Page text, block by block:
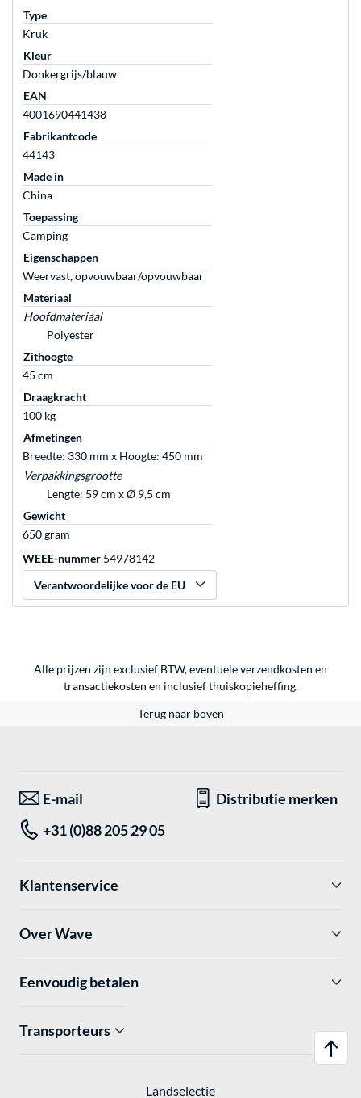
Type
Kruk
Kleur
Donkergrijs/blauw
EAN
4001690441438
Fabrikantcode
44143
Made in
China
Toepassing
Camping
Eigenschappen
Weervast, opvouwbaar/opvouwbaar
Materiaal
Hoofdmateriaal
Polyester
Zithoogte
45 cm
Draagkracht
100 kg
Afmetingen
Breedte: 330 mm x Hoogte: 450 mm
Verpakkingsgrootte
Lengte: 59 cm x Ø 9,5 cm
Gewicht
650 gram
WEEE-nummer 54978142
Verantwoordelijke voor de EU
Alle prijzen zijn exclusief BTW, eventuele verzendkosten en
transactiekosten en inclusief thuiskopieheffing.
Terug naar boven
E-mail
Distributie merken
+31 (0)88 205 29 05
Klantenservice
Over Wave
Eenvoudig betalen
Transporteurs
Landselectie